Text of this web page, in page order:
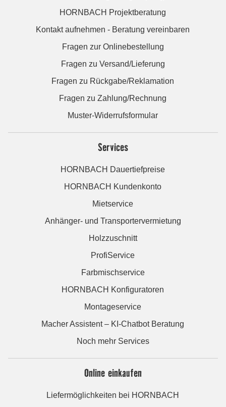
HORNBACH Projektberatung
Kontakt aufnehmen - Beratung vereinbaren
Fragen zur Onlinebestellung
Fragen zu Versand/Lieferung
Fragen zu Rückgabe/Reklamation
Fragen zu Zahlung/Rechnung
Muster-Widerrufsformular
Services
HORNBACH Dauertiefpreise
HORNBACH Kundenkonto
Mietservice
Anhänger- und Transportervermietung
Holzzuschnitt
ProfiService
Farbmischservice
HORNBACH Konfiguratoren
Montageservice
Macher Assistent – KI-Chatbot Beratung
Noch mehr Services
Online einkaufen
Liefermöglichkeiten bei HORNBACH